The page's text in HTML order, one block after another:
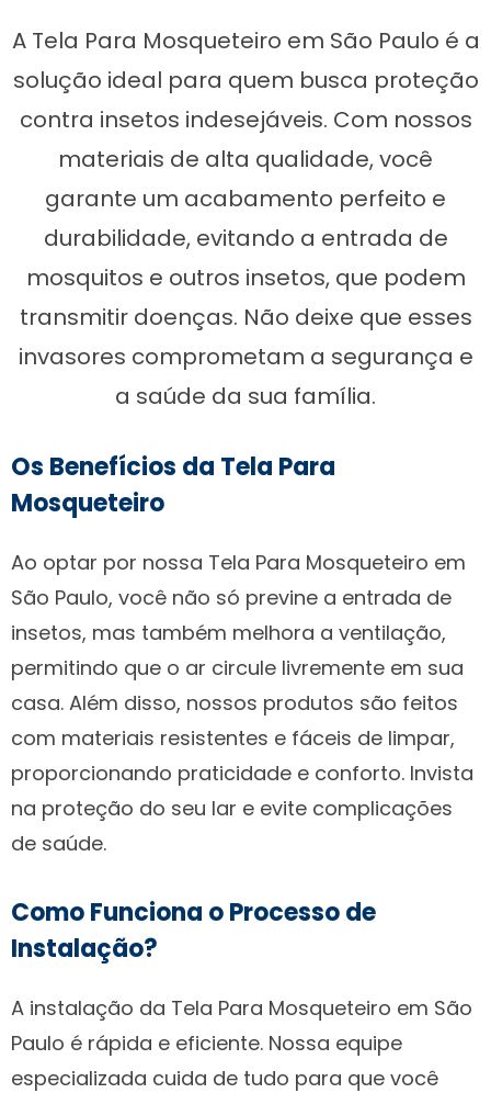
A Tela Para Mosqueteiro em São Paulo é a
solução ideal para quem busca proteção
contra insetos indesejáveis. Com nossos
materiais de alta qualidade, você
garante um acabamento perfeito e
durabilidade, evitando a entrada de
mosquitos e outros insetos, que podem
transmitir doenças. Não deixe que esses
invasores comprometam a segurança e
a saúde da sua família.
Os Benefícios da Tela Para
Mosqueteiro
Ao optar por nossa Tela Para Mosqueteiro em
São Paulo, você não só previne a entrada de
insetos, mas também melhora a ventilação,
permitindo que o ar circule livremente em sua
casa. Além disso, nossos produtos são feitos
com materiais resistentes e fáceis de limpar,
proporcionando praticidade e conforto. Invista
na proteção do seu lar e evite complicações
de saúde.
Como Funciona o Processo de
Instalação?
A instalação da Tela Para Mosqueteiro em São
Paulo é rápida e eficiente. Nossa equipe
especializada cuida de tudo para que você